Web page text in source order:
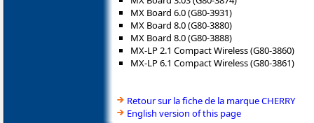
MX Board 6.0 (G80-3931)
MX Board 8.0 (G80-3880)
MX Board 8.0 (G80-3888)
MX-LP 2.1 Compact Wireless (G80-3860)
MX-LP 6.1 Compact Wireless (G80-3861)
Retour sur la fiche de la marque CHERRY
English version of this page